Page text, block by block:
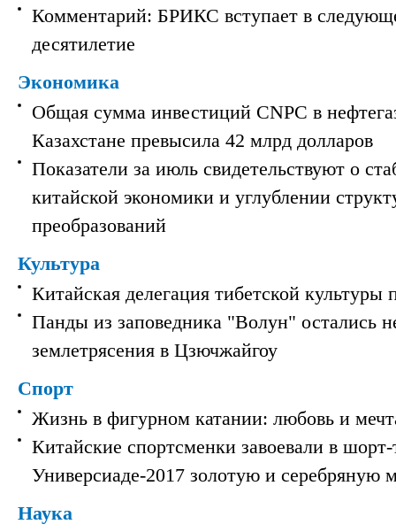
Комментарий: БРИКС вступает в
десятилетие
Экономика
Общая сумма инвестиций CNPC в
Казахстане превысила 42 млрд долларов
Показатели за июль свидетельствуют о
китайской экономики и углублении
преобразований
Культура
Китайская делегация тибетской культуры
Панды из заповедника "Волун" остались
землетрясения в Цзючжайгоу
Спорт
Жизнь в фигурном катании: любовь и
Китайские спортсменки завоевали в шорт-
Универсиаде-2017 золотую и серебряную
Наука